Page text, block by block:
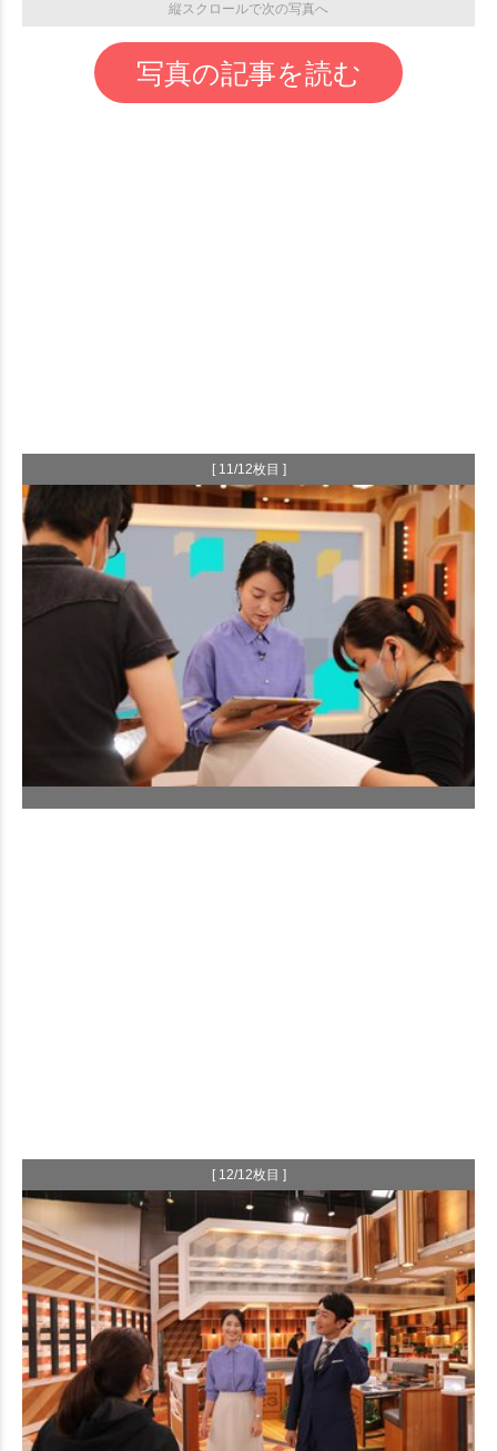
縦スクロールで次の写真へ
写真の記事を読む
[ 11/12枚目 ]
[ 12/12枚目 ]